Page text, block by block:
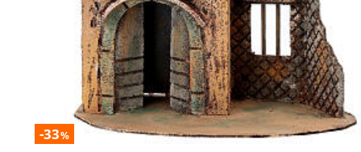
-33%